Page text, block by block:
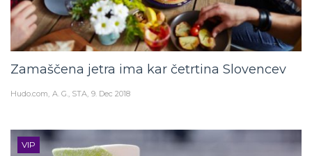
Zamaščena jetra ima kar četrtina Slovencev
Hudo.com A. G., STA 9. Dec 2018
VIP